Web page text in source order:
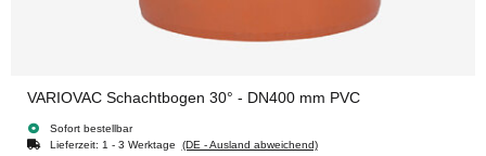
VARIOVAC Schachtbogen 30° - DN400 mm PVC
Sofort bestellbar
Lieferzeit: 1 - 3 Werktage (DE - Ausland abweichend)